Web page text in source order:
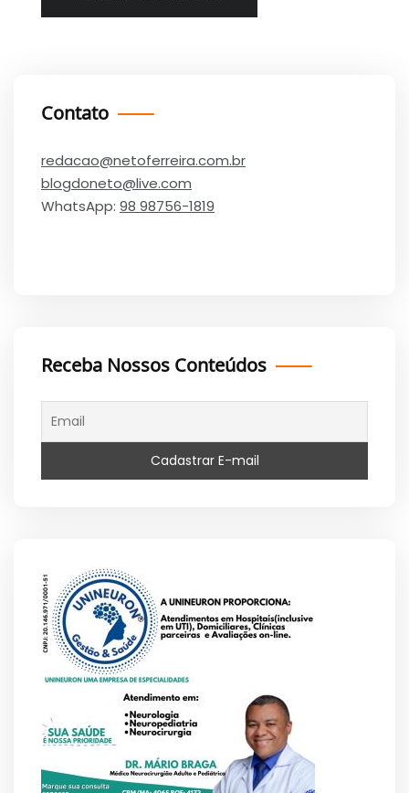
Contato
redacao@netoferreira.com.br
blogdoneto@live.com
WhatsApp: 98 98756-1819
Receba Nossos Conteúdos